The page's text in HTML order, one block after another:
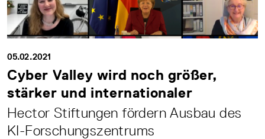
05.02.2021
Cyber Valley wird noch größer,
stärker und internationaler
Hector Stiftungen fördern Ausbau des
KI-Forschungszentrums